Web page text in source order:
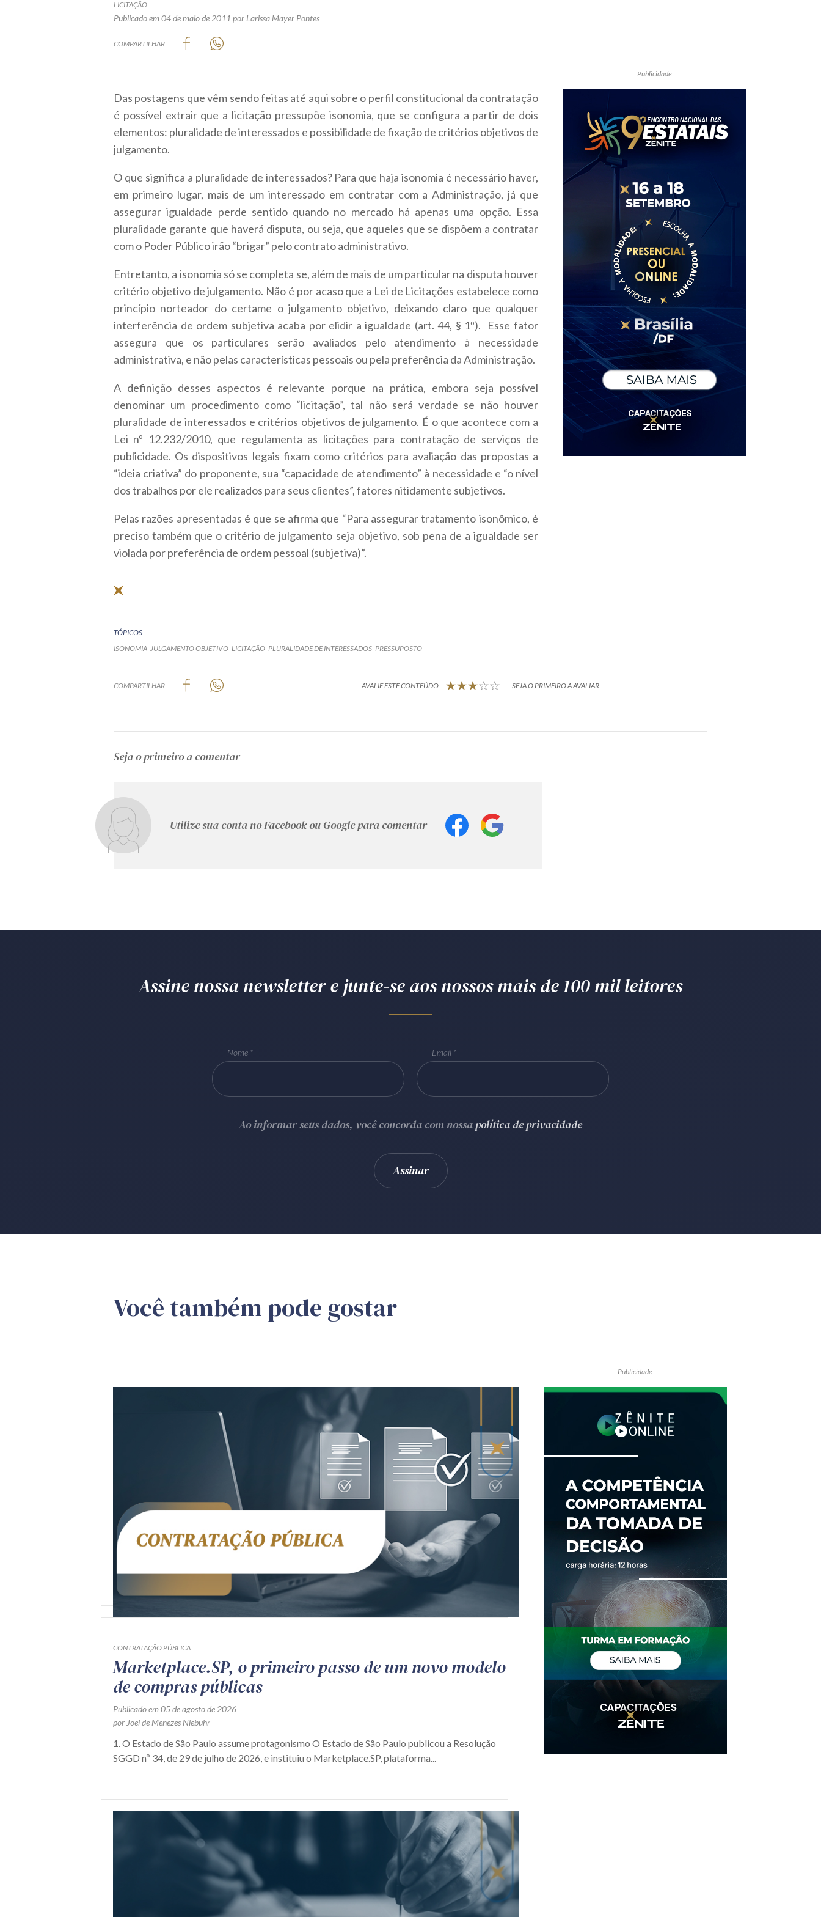
LICITAÇÃO
Publicado em 04 de maio de 2011 por Larissa Mayer Pontes
COMPARTILHAR
Das postagens que vêm sendo feitas até aqui sobre o perfil constitucional da contratação
é possível extrair que a licitação pressupõe isonomia, que se configura a partir de dois
elementos: pluralidade de interessados e possibilidade de fixação de critérios objetivos de
julgamento.
O que significa a pluralidade de interessados? Para que haja isonomia é necessário haver,
em primeiro lugar, mais de um interessado em contratar com a Administração, já que
assegurar igualdade perde sentido quando no mercado há apenas uma opção. Essa
pluralidade garante que haverá disputa, ou seja, que aqueles que se dispõem a contratar
com o Poder Público irão “brigar” pelo contrato administrativo.
Entretanto, a isonomia só se completa se, além de mais de um particular na disputa houver
critério objetivo de julgamento. Não é por acaso que a Lei de Licitações estabelece como
princípio norteador do certame o julgamento objetivo, deixando claro que qualquer
interferência de ordem subjetiva acaba por elidir a igualdade (art. 44, § 1º). Esse fator
assegura que os particulares serão avaliados pelo atendimento à necessidade
administrativa, e não pelas características pessoais ou pela preferência da Administração.
A definição desses aspectos é relevante porque na prática, embora seja possível
denominar um procedimento como “licitação”, tal não será verdade se não houver
pluralidade de interessados e critérios objetivos de julgamento. É o que acontece com a
Lei nº 12.232/2010, que regulamenta as licitações para contratação de serviços de
publicidade. Os dispositivos legais fixam como critérios para avaliação das propostas a
“ideia criativa” do proponente, sua “capacidade de atendimento” à necessidade e “o nível
dos trabalhos por ele realizados para seus clientes”, fatores nitidamente subjetivos.
Pelas razões apresentadas é que se afirma que “Para assegurar tratamento isonômico, é
preciso também que o critério de julgamento seja objetivo, sob pena de a igualdade ser
violada por preferência de ordem pessoal (subjetiva)”.
Publicidade
TÓPICOS
ISONOMIA JULGAMENTO OBJETIVO LICITAÇÃO PLURALIDADE DE INTERESSADOS PRESSUPOSTO
COMPARTILHAR AVALIE ESTE CONTEÚDO SEJA O PRIMEIRO A AVALIAR
Seja o primeiro a comentar
Utilize sua conta no Facebook ou Google para comentar
Assine nossa newsletter e junte-se aos nossos mais de 100 mil leitores
Nome Email
Ao informar seus dados, você concorda com nossapolítica de privacidade
Você também pode gostar
CONTRATAÇÃO PÚBLICA
Marketplace.SP, o primeiro passo de um novo modelo
de compras públicas
Publicado em 05 de agosto de 2026
por Joel de Menezes Niebuhr
1. O Estado de São Paulo assume protagonismo O Estado de São Paulo publicou a Resolução
SGGD nº 34, de 29 de julho de 2026, e instituiu o Marketplace.SP, plataforma...
Publicidade